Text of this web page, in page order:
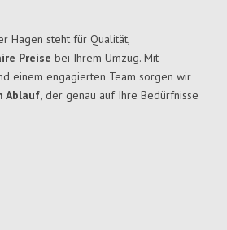
Hagen steht für Qualität,
Preise bei Ihrem Umzug. Mit
einem engagierten Team sorgen wir
Ablauf, der genau auf Ihre Bedürfnisse